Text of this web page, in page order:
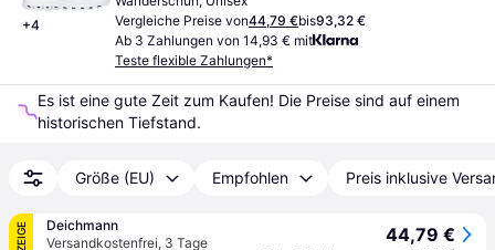
+4
Vergleiche Preise von44,79 €bis93,32 €
Ab 3 Zahlungen von 14,93 € mit
Teste flexible Zahlungen*
Es ist eine gute Zeit zum Kaufen! Die Preise sind auf einem
historischen Tiefstand.
Größe (EU) Empfohlen Preis inklusive
Deichmann
Versandkostenfrei, 3 Tage 44,79 €